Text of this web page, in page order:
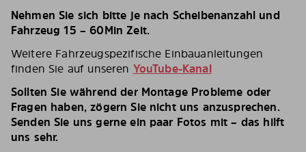
Nehmen Sie sich bitte je nach Scheibenanzahl und
Fahrzeug 15 – 60Min Zeit.
Weitere Fahrzeugspezifische Einbauanleitungen
finden Sie auf unseren YouTube-Kanal
Sollten Sie während der Montage Probleme oder
Fragen haben, zögern Sie nicht uns anzusprechen.
Senden Sie uns gerne ein paar Fotos mit – das hilft
uns sehr.